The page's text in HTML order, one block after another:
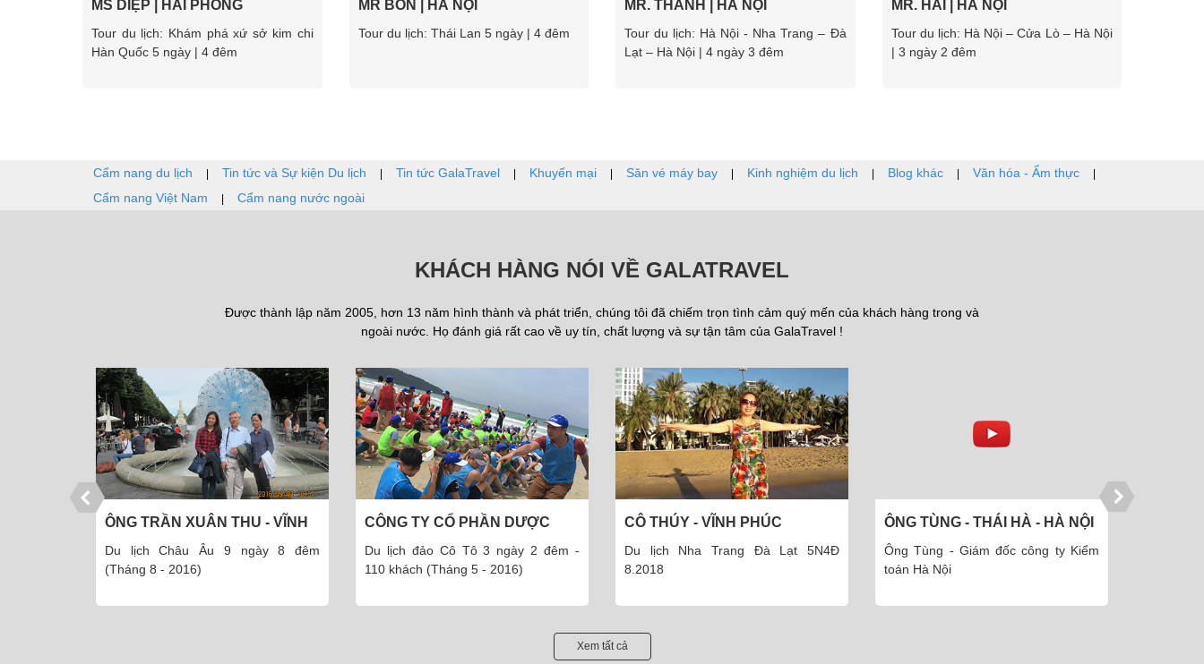
MS DIỆP | HẢI PHÒNG
Tour du lịch: Khám phá xứ sở kim chi
Hàn Quốc 5 ngày | 4 đêm
MR BỐN | HÀ NỘI
Tour du lịch: Thái Lan 5 ngày | 4 đêm
MR. THANH | HÀ NỘI
Tour du lịch: Hà Nội - Nha Trang – Đà
Lạt – Hà Nội | 4 ngày 3 đêm
MR. HẢI | HÀ NỘI
Tour du lịch: Hà Nội – Cửa Lò – Hà Nội
| 3 ngày 2 đêm
Cẩm nang du lịch Tin tức và Sự kiện Du lịch Tin tức GalaTravel Khuyến mại Săn vé máy bay Kinh nghiệm du lịch Blog khác Văn hóa - Ẩm thực
Cẩm nang Việt Nam Cẩm nang nước ngoài
KHÁCH HÀNG NÓI VỀ GALATRAVEL
Được thành lập năm 2005, hơn 13 năm hình thành và phát triển, chúng tôi đã chiếm trọn tình cảm quý mến của khách hàng trong và
ngoài nước. Họ đánh giá rất cao về uy tín, chất lượng và sự tận tâm của GalaTravel !
CÔNG TY CỔ PHẦN DƯỢC
PHẨM THÁI MINH
Du lịch đảo Cô Tô 3 ngày 2 đêm -
110 khách (Tháng 5 - 2016)
CÔ THÚY - VĨNH PHÚC
Du lịch Nha Trang Đà Lạt 5N4Đ
8.2018
ÔNG TÙNG - THÁI HÀ - HÀ NỘI
Ông Tùng - Giám đốc công ty Kiểm
toán Hà Nội
ÔNG TOÀN - HÀ ĐÔNG - HÀ
NỘI
Ông Toàn - Giám đốc Công ty cổ
phần thiết kế và XD Hà Nội
Xem tất cả